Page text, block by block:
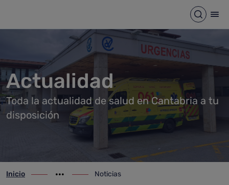
Abrir
Actualidad
Toda la actualidad de salud en Cantabria a tu
disposición
ir-a inicio
Inicio
Mostrar opciones del camino de migas
ir-a Noticias
Noticias